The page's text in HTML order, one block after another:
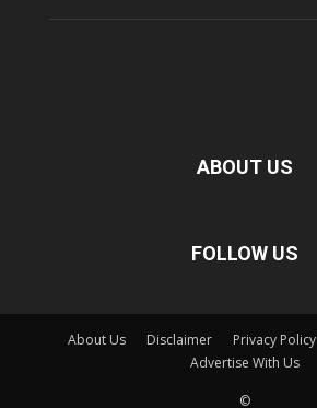
ABOUT US
FOLLOW US
About Us Disclaimer Privacy Policy
Advertise With Us
©